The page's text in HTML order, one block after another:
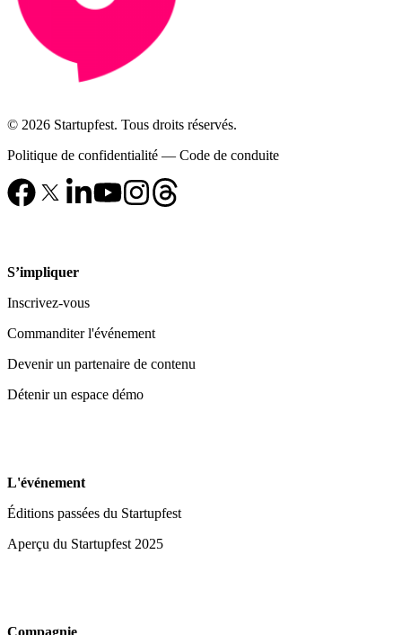
© 2026 Startupfest. Tous droits réservés.
Politique de confidentialité — Code de conduite
S’impliquer
Inscrivez-vous
Commanditer l'événement
Devenir un partenaire de contenu
Détenir un espace démo
L'événement
Éditions passées du Startupfest
Aperçu du Startupfest 2025
Compagnie